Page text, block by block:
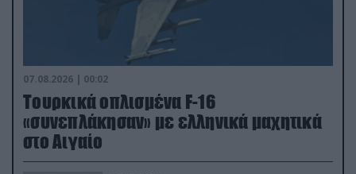
07.08.2026 | 00:02
Τουρκικά οπλισμένα F-16
«συνεπλάκησαν» με ελληνικά μαχητικά
στο Αιγαίο